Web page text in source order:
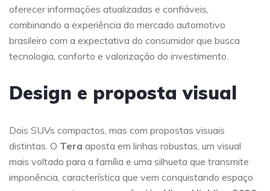
oferecer informações atualizadas e confiáveis,
combinando a experiência do mercado automotivo
brasileiro com a expectativa do consumidor que busca
tecnologia, conforto e valorização do investimento.
Design e proposta visual
Dois SUVs compactos, mas com propostas visuais
distintas. O Tera aposta em linhas robustas, um visual
mais voltado para a família e uma silhueta que transmite
imponência, característica que vem conquistando espaço